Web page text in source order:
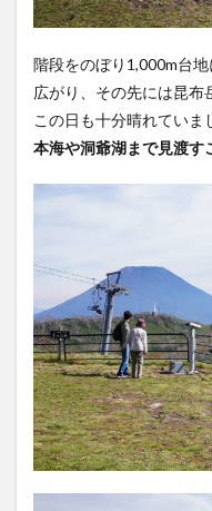
階段をのぼり1,000m台
広がり、その先には昆布
この日も十分晴れていま
本海や洞爺湖まで見渡す